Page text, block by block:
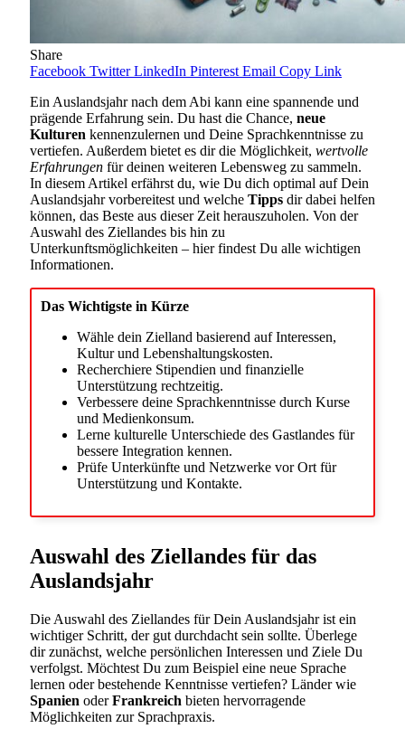
Share
Facebook Twitter LinkedIn Pinterest Email Copy Link
Ein Auslandsjahr nach dem Abi kann eine spannende und
prägende Erfahrung sein. Du hast die Chance, neue
Kulturen kennenzulernen und Deine Sprachkenntnisse zu
vertiefen. Außerdem bietet es dir die Möglichkeit, wertvolle
Erfahrungen für deinen weiteren Lebensweg zu sammeln.
In diesem Artikel erfährst du, wie Du dich optimal auf Dein
Auslandsjahr vorbereitest und welche Tipps dir dabei helfen
können, das Beste aus dieser Zeit herauszuholen. Von der
Auswahl des Ziellandes bis hin zu
Unterkunftsmöglichkeiten – hier findest Du alle wichtigen
Informationen.
Das Wichtigste in Kürze
Wähle dein Zielland basierend auf Interessen,
Kultur und Lebenshaltungskosten.
Recherchiere Stipendien und finanzielle
Unterstützung rechtzeitig.
Verbessere deine Sprachkenntnisse durch Kurse
und Medienkonsum.
Lerne kulturelle Unterschiede des Gastlandes für
bessere Integration kennen.
Prüfe Unterkünfte und Netzwerke vor Ort für
Unterstützung und Kontakte.
Auswahl des Ziellandes für das
Auslandsjahr
Die Auswahl des Ziellandes für Dein Auslandsjahr ist ein
wichtiger Schritt, der gut durchdacht sein sollte. Überlege
dir zunächst, welche persönlichen Interessen und Ziele Du
verfolgst. Möchtest Du zum Beispiel eine neue Sprache
lernen oder bestehende Kenntnisse vertiefen? Länder wie
Spanien oderFrankreich bieten hervorragende
Möglichkeiten zur Sprachpraxis.